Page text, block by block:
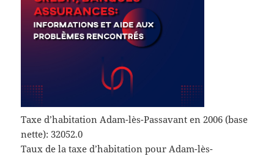
Taxe d’habitation Adam-lès-Passavant en 2006 (base
nette): 32052.0
Taux de la taxe d’habitation pour Adam-lès-